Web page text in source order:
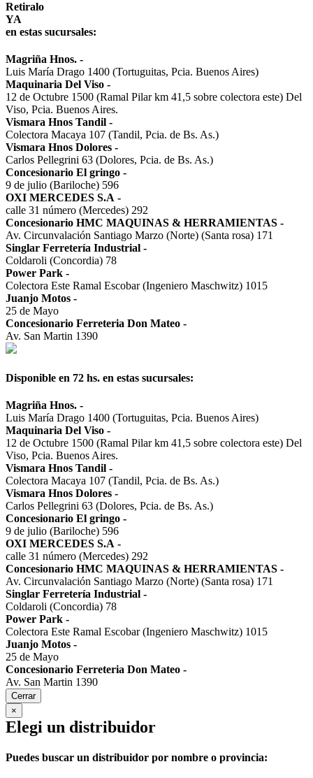
Retiralo
YA
en estas sucursales:
Magriña Hnos. -
Luis María Drago 1400 (Tortuguitas, Pcia. Buenos Aires)
Maquinaria Del Viso -
12 de Octubre 1500 (Ramal Pilar km 41,5 sobre colectora este) Del
Viso, Pcia. Buenos Aires.
Vismara Hnos Tandil -
Colectora Macaya 107 (Tandil, Pcia. de Bs. As.)
Vismara Hnos Dolores -
Carlos Pellegrini 63 (Dolores, Pcia. de Bs. As.)
Concesionario El gringo -
9 de julio (Bariloche) 596
OXI MERCEDES S.A -
calle 31 número (Mercedes) 292
Concesionario HMC MAQUINAS & HERRAMIENTAS -
Av. Circunvalación Santiago Marzo (Norte) (Santa rosa) 171
Singlar Ferretería Industrial -
Coldaroli (Concordia) 78
Power Park -
Colectora Este Ramal Escobar (Ingeniero Maschwitz) 1015
Juanjo Motos -
25 de Mayo
Concesionario Ferreteria Don Mateo -
Av. San Martin 1390
Disponible en 72 hs. en estas sucursales:
Magriña Hnos. -
Luis María Drago 1400 (Tortuguitas, Pcia. Buenos Aires)
Maquinaria Del Viso -
12 de Octubre 1500 (Ramal Pilar km 41,5 sobre colectora este) Del
Viso, Pcia. Buenos Aires.
Vismara Hnos Tandil -
Colectora Macaya 107 (Tandil, Pcia. de Bs. As.)
Vismara Hnos Dolores -
Carlos Pellegrini 63 (Dolores, Pcia. de Bs. As.)
Concesionario El gringo -
9 de julio (Bariloche) 596
OXI MERCEDES S.A -
calle 31 número (Mercedes) 292
Concesionario HMC MAQUINAS & HERRAMIENTAS -
Av. Circunvalación Santiago Marzo (Norte) (Santa rosa) 171
Singlar Ferretería Industrial -
Coldaroli (Concordia) 78
Power Park -
Colectora Este Ramal Escobar (Ingeniero Maschwitz) 1015
Juanjo Motos -
25 de Mayo
Concesionario Ferreteria Don Mateo -
Av. San Martin 1390
Cerrar
×
Elegi un distribuidor
Puedes buscar un distribuidor por nombre o provincia: